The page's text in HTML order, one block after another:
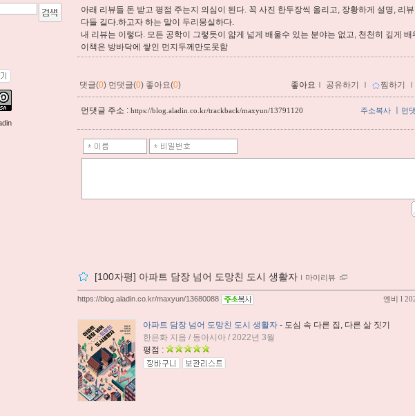
아래 리뷰들 돈 받고 평점 주는지 의심이 된다. 꼭 사진 한두장씩 올리고, 장황하게 설명, 리뷰
다들 길다.하고자 하는 말이 두리뭉실하다.
내 리뷰는 이렇다. 모든 공학이 그렇듯이 얇게 넓게 배울수 있는 분야는 없고, 천천히 깊게 배
이책은 방바닥에 쌓인 먼지두께만도못함
댓글(0) 먼댓글(0) 좋아요(0) 좋아요 ｌ 공유하기 ｌ 찜하기 ｌ
먼댓글 주소 : https://blog.aladin.co.kr/trackback/maxyun/13791120 먼
주소복사
[100자평] 아파트 담장 넘어 도망친 도시 생활자 ｌ 마이리뷰
엔비 l
https://blog.aladin.co.kr/maxyun/13680088
아파트 담장 넘어 도망친 도시 생활자 - 도심 속 다른 집, 다른 삶 짓기
한은화 지음 / 동아시아 / 2022년 3월
평점 :